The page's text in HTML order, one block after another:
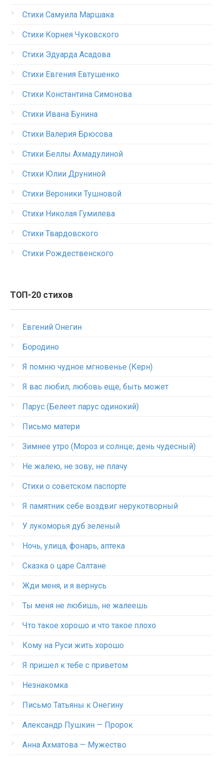
Стихи Самуила Маршака
Стихи Корнея Чуковского
Стихи Эдуарда Асадова
Стихи Евгения Евтушенко
Стихи Константина Симонова
Стихи Ивана Бунина
Стихи Валерия Брюсова
Стихи Беллы Ахмадулиной
Стихи Юлии Друниной
Стихи Вероники Тушновой
Стихи Николая Гумилева
Стихи Твардовского
Стихи Рождественского
ТОП-20 стихов
Евгений Онегин
Бородино
Я помню чудное мгновенье (Керн)
Я вас любил, любовь еще, быть может
Парус (Белеет парус одинокий)
Письмо матери
Зимнее утро (Мороз и солнце; день чудесный)
Не жалею, не зову, не плачу
Стихи о советском паспорте
Я памятник себе воздвиг нерукотворный
У лукоморья дуб зеленый
Ночь, улица, фонарь, аптека
Сказка о царе Салтане
Жди меня, и я вернусь
Ты меня не любишь, не жалеешь
Что такое хорошо и что такое плохо
Кому на Руси жить хорошо
Я пришел к тебе с приветом
Незнакомка
Письмо Татьяны к Онегину
Александр Пушкин — Пророк
Анна Ахматова — Мужество